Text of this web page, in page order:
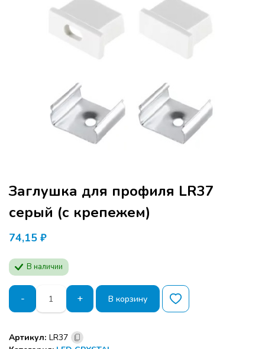
Заглушка для профиля LR37
серый (с крепежем)
74,15 ₽
В наличии
-
Количество
товара
Заглушка
профиля
+ В корзину
Артикул: LR37
Программа семинара расчитана для
производителей мебели и дизайнеров.